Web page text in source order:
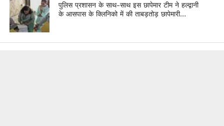
पुलिस प्रशासन के साथ-साथ इस छापेमार टीम ने हल्द्वानी
के आसपास के क्लिनिको में की ताबड़तोड़ छापेमारी…